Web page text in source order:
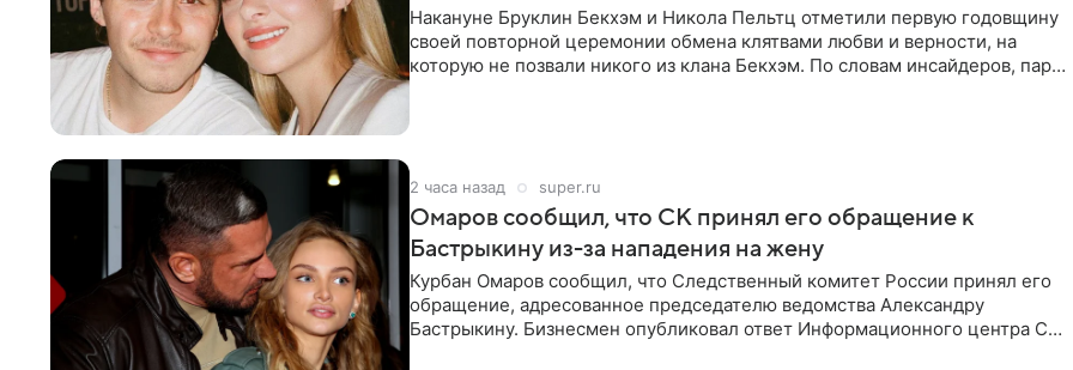
Накануне Бруклин Бекхэм и Никола Пельтц отметили первую годовщину
своей повторной церемонии обмена клятвами любви и верности, на
которую не позвали никого из клана Бекхэм. По словам инсайдеров, пара
2 часа назад super.ru
Омаров сообщил, что СК принял его обращение к
Бастрыкину из-за нападения на жену
Курбан Омаров сообщил, что Следственный комитет России принял его
обращение, адресованное председателю ведомства Александру
Бастрыкину. Бизнесмен опубликовал ответ Информационного центра СК